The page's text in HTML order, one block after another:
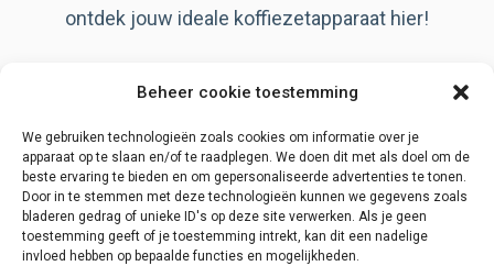
Beheer cookie toestemming
We gebruiken technologieën zoals cookies om informatie over je
apparaat op te slaan en/of te raadplegen. We doen dit met als doel om de
beste ervaring te bieden en om gepersonaliseerde advertenties te tonen.
Door in te stemmen met deze technologieën kunnen we gegevens zoals
bladeren gedrag of unieke ID's op deze site verwerken. Als je geen
toestemming geeft of je toestemming intrekt, kan dit een nadelige
invloed hebben op bepaalde functies en mogelijkheden.
ontdek jouw ideale koffiezetapparaat hier!
Privacy Policy
Disclaimer
Contact